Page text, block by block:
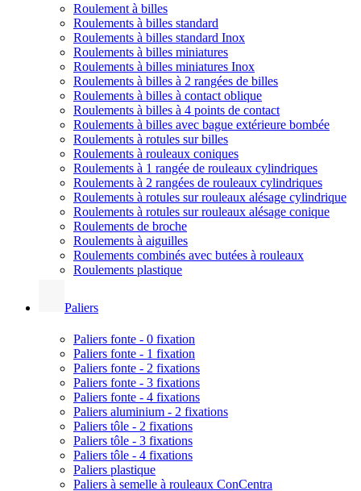
Roulement à billes
Roulements à billes standard
Roulements à billes standard Inox
Roulements à billes miniatures
Roulements à billes miniatures Inox
Roulements à billes à 2 rangées de billes
Roulements à billes à contact oblique
Roulements à billes à 4 points de contact
Roulements à billes avec bague extérieure bombée
Roulements à rotules sur billes
Roulements à rouleaux coniques
Roulements à 1 rangée de rouleaux cylindriques
Roulements à 2 rangées de rouleaux cylindriques
Roulements à rotules sur rouleaux alésage cylindrique
Roulements à rotules sur rouleaux alésage conique
Roulements de broche
Roulements à aiguilles
Roulements combinés avec butées à rouleaux
Roulements plastique
Paliers
Paliers fonte - 0 fixation
Paliers fonte - 1 fixation
Paliers fonte - 2 fixations
Paliers fonte - 3 fixations
Paliers fonte - 4 fixations
Paliers aluminium - 2 fixations
Paliers tôle - 2 fixations
Paliers tôle - 3 fixations
Paliers tôle - 4 fixations
Paliers plastique
Paliers à semelle à rouleaux ConCentra